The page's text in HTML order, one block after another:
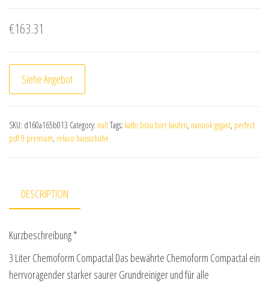
€163.31
Siehe Angebot
SKU: d160a165b013 Category: null Tags: kathi bräu bier kaufen, nanook gigant, perfect
pdf 9 premium, relaxo hausschuhe
DESCRIPTION
Kurzbeschreibung *
3 Liter Chemoform Compactal Das bewährte Chemoform Compactal ein
herrvoragender starker saurer Grundreiniger und für alle